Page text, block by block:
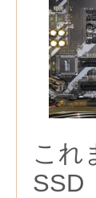
これ
SSD